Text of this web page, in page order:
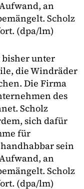
an
Scholz
(dpa/lm)
unter
die Windräder
Die Firma
des
Scholz
sich dafür
für
sein
an
Scholz
(dpa/lm)